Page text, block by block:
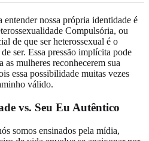
entender nossa própria identidade é
Compulsória, ou
de que ser heterossexual é o
ser. Essa pressão implícita pode
mulheres reconhecerem sua
essa possibilidade muitas vezes
válido.
vs. Seu Eu Autêntico
somos ensinados pela mídia,